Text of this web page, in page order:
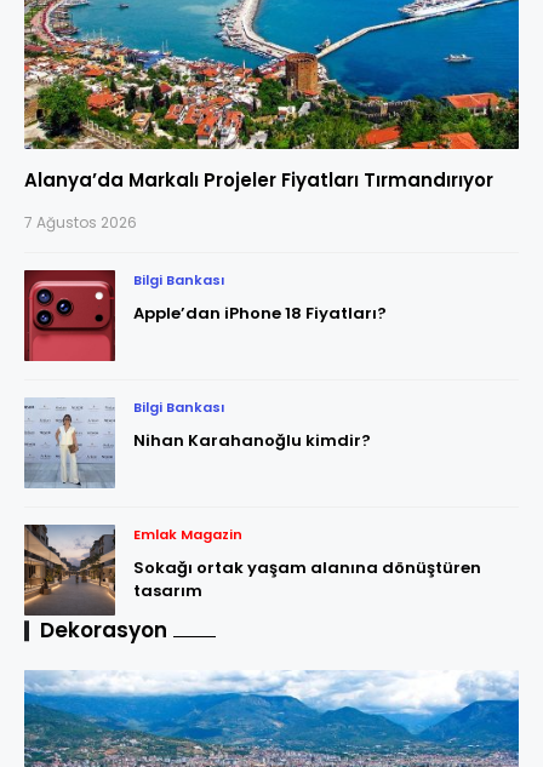
Alanya’da Markalı Projeler Fiyatları Tırmandırıyor
7 Ağustos 2026
Bilgi Bankası
Apple’dan iPhone 18 Fiyatları?
Bilgi Bankası
Nihan Karahanoğlu kimdir?
Emlak Magazin
Sokağı ortak yaşam alanına dönüştüren
tasarım
Dekorasyon